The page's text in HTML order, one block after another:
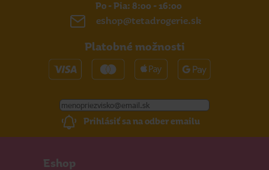
Po - Pia: 8:00 - 16:00
eshop@tetadrogerie.sk
Platobné možnosti
Prihlásiť sa na odber emailu
Eshop